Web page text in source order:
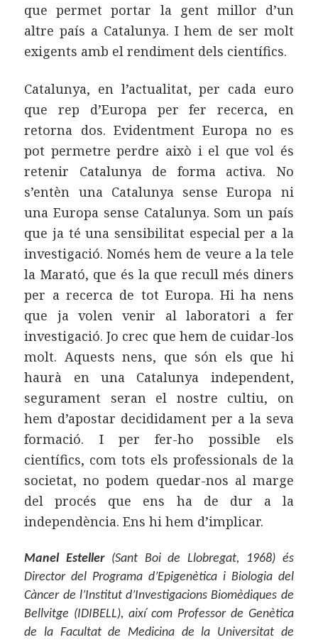
que permet portar la gent millor d’un
altre país a Catalunya. I hem de ser molt
exigents amb el rendiment dels científics.
Catalunya, en l’actualitat, per cada euro
que rep d’Europa per fer recerca, en
retorna dos. Evidentment Europa no es
pot permetre perdre això i el que vol és
retenir Catalunya de forma activa. No
s’entèn una Catalunya sense Europa ni
una Europa sense Catalunya. Som un país
que ja té una sensibilitat especial per a la
investigació. Només hem de veure a la tele
la Marató, que és la que recull més diners
per a recerca de tot Europa. Hi ha nens
que ja volen venir al laboratori a fer
investigació. Jo crec que hem de cuidar-los
molt. Aquests nens, que són els que hi
haurà en una Catalunya independent,
segurament seran el nostre cultiu, on
hem d’apostar decididament per a la seva
formació. I per fer-ho possible els
científics, com tots els professionals de la
societat, no podem quedar-nos al marge
del procés que ens ha de dur a la
independència. Ens hi hem d’implicar.
Manel Esteller (Sant Boi de Llobregat, 1968) és
Director del Programa d’Epigenètica i Biologia del
Càncer de l’Institut d’Investigacions Biomèdiques de
Bellvitge (IDIBELL), així com Professor de Genètica
de la Facultat de Medicina de la Universitat de